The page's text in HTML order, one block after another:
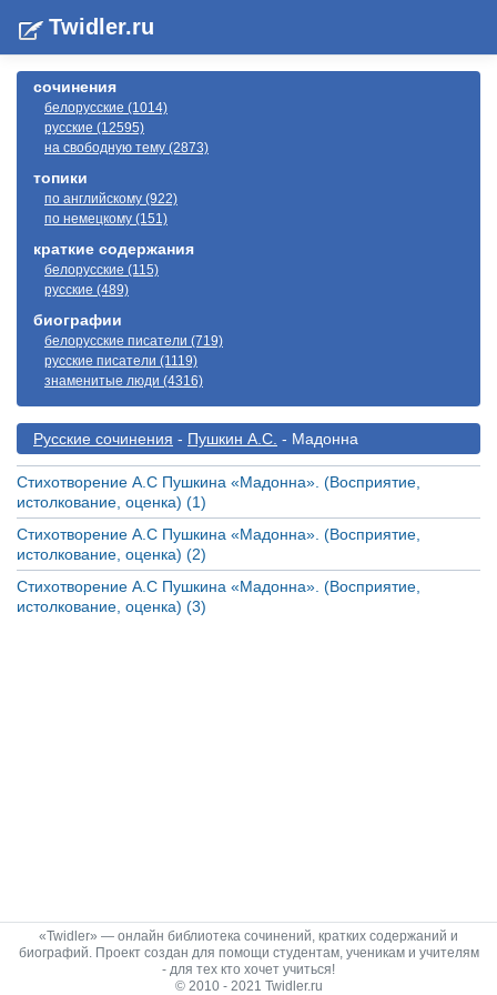
Twidler.ru
сочинения
белорусские (1014)
русские (12595)
на свободную тему (2873)
топики
по английскому (922)
по немецкому (151)
краткие содержания
белорусские (115)
русские (489)
биографии
белорусские писатели (719)
русские писатели (1119)
знаменитые люди (4316)
Русские сочинения - Пушкин А.С. - Мадонна
Стихотворение А.С Пушкина «Мадонна». (Восприятие,
истолкование, оценка) (1)
Стихотворение А.С Пушкина «Мадонна». (Восприятие,
истолкование, оценка) (2)
Стихотворение А.С Пушкина «Мадонна». (Восприятие,
истолкование, оценка) (3)
«Twidler» — онлайн библиотека сочинений, кратких содержаний и
биографий. Проект создан для помощи студентам, ученикам и учителям
- для тех кто хочет учиться!
© 2010 - 2021 Twidler.ru